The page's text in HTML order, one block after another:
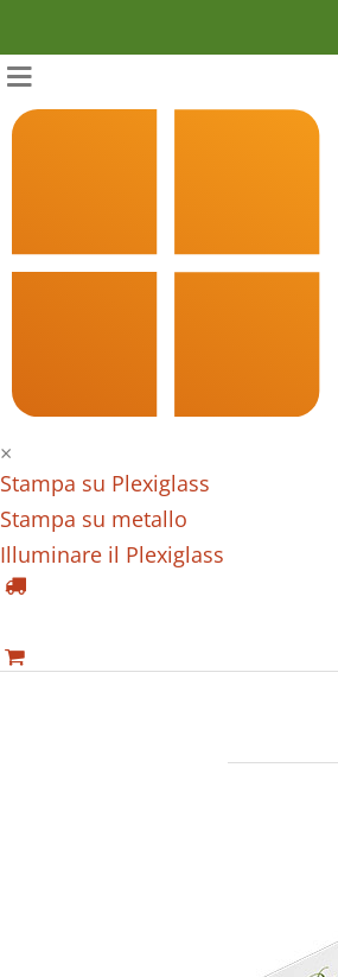
×
Stampa su Plexiglass
Stampa su metallo
Illuminare il Plexiglass